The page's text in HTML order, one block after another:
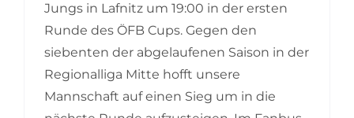
Jungs in Lafnitz um 19:00 in der ersten
Runde des ÖFB Cups. Gegen den
siebenten der abgelaufenen Saison in der
Regionalliga Mitte hofft unsere
Mannschaft auf einen Sieg um in die